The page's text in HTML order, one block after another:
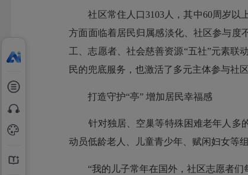
社区常住人口3103人，其中60周岁以上
方面面临着居民归属感淡化、社区参与度
工、志愿者、社会慈善资源“五社”元素联
民的兜底服务，也激活了多元主体参与社
打造守护“亭” 增加居民幸福感
针对独居、空巢等特殊困难老年人多的
动员低龄老人、儿童青少年、赋闲妇女等
“我的儿子常年在国外，社区志愿者们